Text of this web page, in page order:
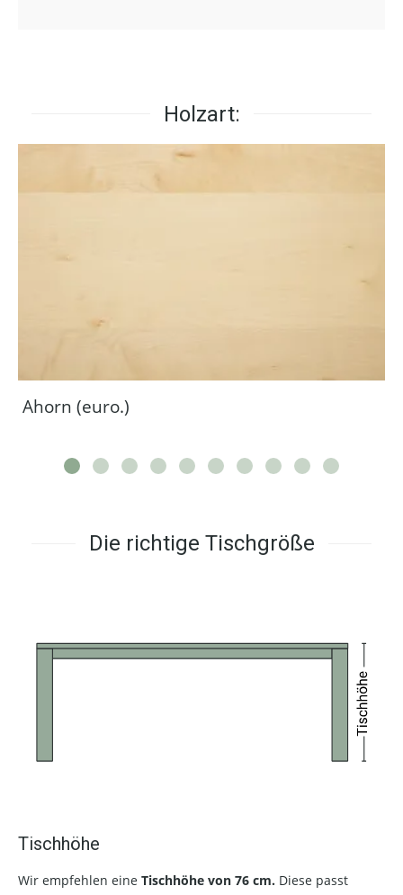
Holzart:
Ahorn (euro.)
Die richtige Tischgröße
Tischhöhe
Wir empfehlen eine Tischhöhe von 76 cm. Diese passt